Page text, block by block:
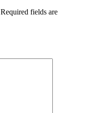
Required fields are